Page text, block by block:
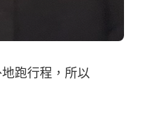
跑行程，所以